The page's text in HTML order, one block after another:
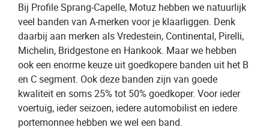
Bij Profile Sprang-Capelle, Motuz hebben we natuurlijk
veel banden van A-merken voor je klaarliggen. Denk
daarbij aan merken als Vredestein, Continental, Pirelli,
Michelin, Bridgestone en Hankook. Maar we hebben
ook een enorme keuze uit goedkopere banden uit het B
en C segment. Ook deze banden zijn van goede
kwaliteit en soms 25% tot 50% goedkoper. Voor ieder
voertuig, ieder seizoen, iedere automobilist en iedere
portemonnee hebben we wel een band.